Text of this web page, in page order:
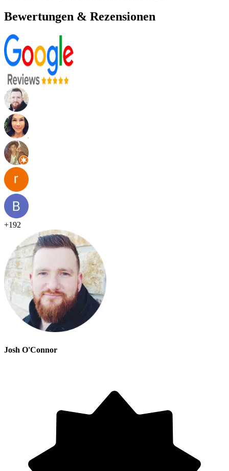
Bewertungen & Rezensionen
+192
Josh O'Connor